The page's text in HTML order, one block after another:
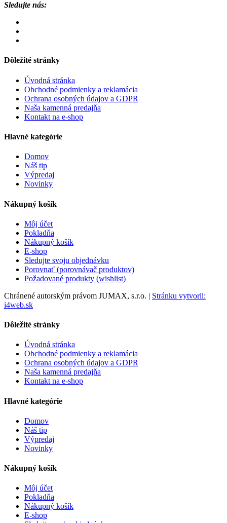
Sledujte nás:
Dôležité stránky
Úvodná stránka
Obchodné podmienky a reklamácia
Ochrana osobných údajov a GDPR
Naša kamenná predajňa
Kontakt na e-shop
Hlavné kategórie
Domov
Náš tip
Výpredaj
Novinky
Nákupný košík
Môj účet
Pokladňa
Nákupný košík
E-shop
Sledujte svoju objednávku
Porovnať (porovnávač produktov)
Požadované produkty (wishlist)
Chránené autorským právom JUMAX, s.r.o. | Stránku vytvoril:
i4web.sk
Dôležité stránky
Úvodná stránka
Obchodné podmienky a reklamácia
Ochrana osobných údajov a GDPR
Naša kamenná predajňa
Kontakt na e-shop
Hlavné kategórie
Domov
Náš tip
Výpredaj
Novinky
Nákupný košík
Môj účet
Pokladňa
Nákupný košík
E-shop